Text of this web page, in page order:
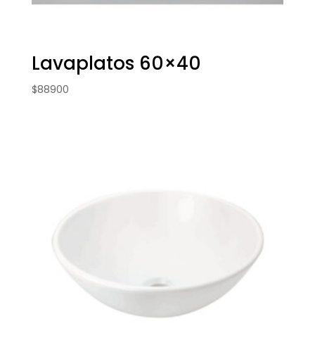
Lavaplatos 60×40
$88900